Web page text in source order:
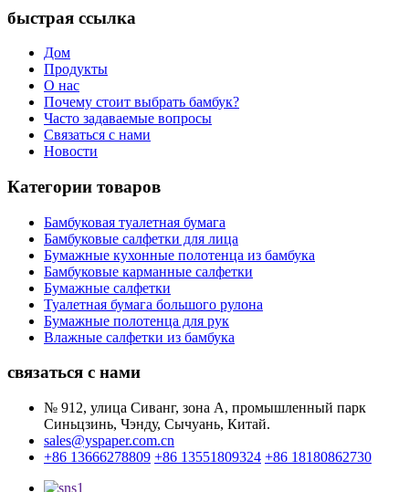
быстрая ссылка
Дом
Продукты
О нас
Почему стоит выбрать бамбук?
Часто задаваемые вопросы
Связаться с нами
Новости
Категории товаров
Бамбуковая туалетная бумага
Бамбуковые салфетки для лица
Бумажные кухонные полотенца из бамбука
Бамбуковые карманные салфетки
Бумажные салфетки
Туалетная бумага большого рулона
Бумажные полотенца для рук
Влажные салфетки из бамбука
связаться с нами
№ 912, улица Сиванг, зона А, промышленный парк
Синьцзинь, Чэнду, Сычуань, Китай.
sales@yspaper.com.cn
+86 13666278809 +86 13551809324 +86 18180862730